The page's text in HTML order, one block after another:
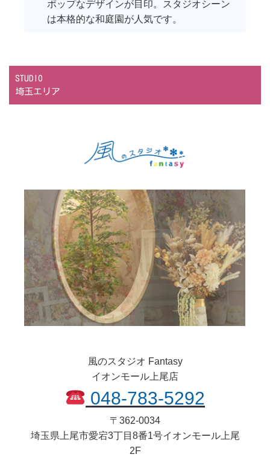
ポップなデザインが目印。スタジオシーン
は本格的な和庭園が人気です。
STUDIO
埼玉エリア
風のスタジオ Fantasy
イオンモール上尾店
048-783-5292
〒 362-0034
埼玉県 上尾市愛宕3丁目8番1号イオンモール上尾
2F